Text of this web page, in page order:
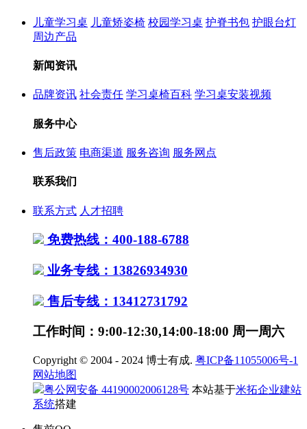
儿童学习桌 儿童矫姿椅 校园学习桌 护脊书包 护眼台灯
周边产品
新闻资讯
品牌资讯 社会责任 学习桌椅百科 学习桌安装视频
服务中心
售后政策 电商渠道 服务咨询 服务网点
联系我们
联系方式 人才招聘
免费热线：400-188-6788
业务专线：13826934930
售后专线：13412731792
工作时间：9:00-12:30,14:00-18:00 周一周六
Copyright © 2004 - 2024 博士有成. 粤ICP备11055006号-1
网站地图
粤公网安备 44190002006128号 本站基于米拓企业建站
系统搭建